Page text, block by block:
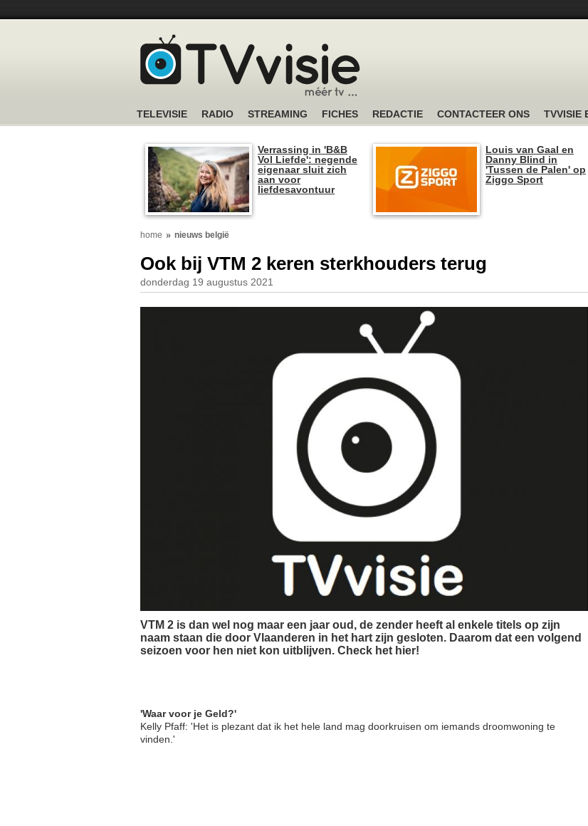
TELEVISIE RADIO STREAMING FICHES REDACTIE CONTACTEER ONS TVVISIE
Verrassing in 'B&B
Vol Liefde': negende
eigenaar sluit zich
aan voor
liefdesavontuur
Louis van Gaal en
Danny Blind in
'Tussen de Palen' op
Ziggo Sport
home nieuws belgië
Ook bij VTM 2 keren sterkhouders terug
donderdag 19 augustus 2021
VTM 2 is dan wel nog maar een jaar oud, de zender heeft al enkele titels op zijn
naam staan die door Vlaanderen in het hart zijn gesloten. Daarom dat een volgend
seizoen voor hen niet kon uitblijven. Check het hier!
'Waar voor je Geld?'
Kelly Pfaff: 'Het is plezant dat ik het hele land mag doorkruisen om iemands droomwoning te
vinden.'